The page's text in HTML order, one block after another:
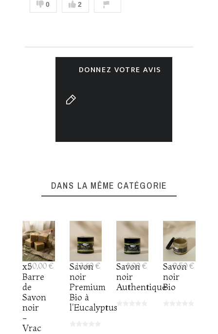
0 2
DONNEZ VOTRE AVIS
DANS LA MÊME CATÉGORIE
x5
Barre
de
Savon
noir
-
Vrac
20,00 €
Savon
noir
Premium
Bio à
l'Eucalyptus
12,60 €
Savon
noir
Authentique
8,00 €
Savon
noir
Bio
9,50 €